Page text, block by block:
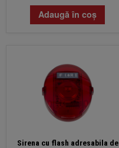
Adaugă în coș
Sirena cu flash adresabila de